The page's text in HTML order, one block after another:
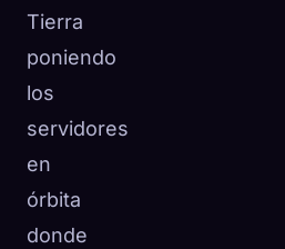
Tierra
poniendo
los
servidores
en
órbita
donde